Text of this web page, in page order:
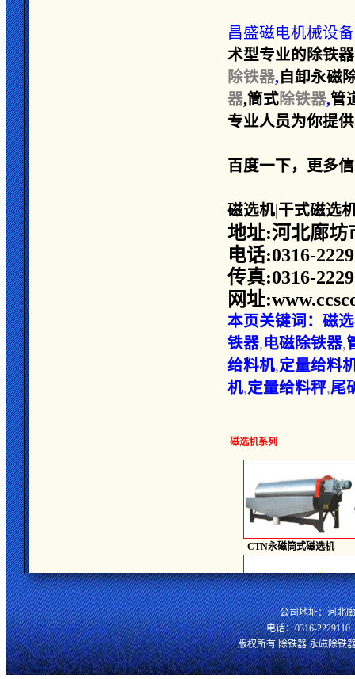
昌盛磁电机械设
术型专业的除铁
除铁器, 自卸永磁
器,筒式除铁器,管
专业人员为你提
百度一下，更多
磁选机|干式磁选
地址:河北廊坊
电话:0316-
传真:0316-
网址
本页关键词： 磁
铁器,电磁除铁器,
给料机,定量给料
机,定量给料秤,尾
磁选机系列
CTN永磁筒式磁选机
永磁滚筒
公司地址：河北
电话：0316-2229110
版权所有 除铁器 永磁除铁